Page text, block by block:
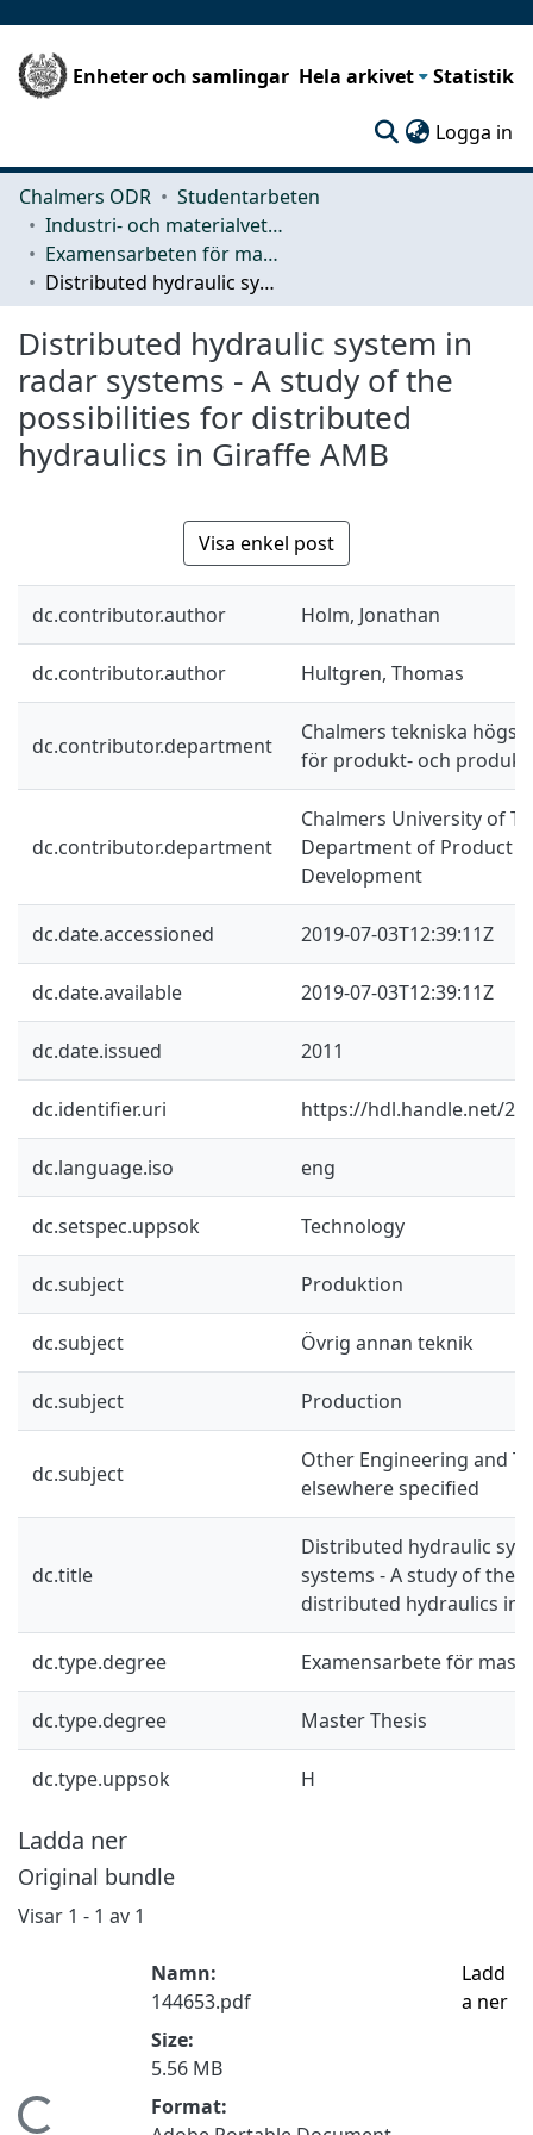
Enheter och samlingar Hela arkivet Statistik
Logga in
Chalmers ODR
Studentarbeten
Industri- och materialvetenskap (IMS)
Examensarbeten för masterexamen
Distributed hydraulic system in radar systems - A study of the possibilities for distributed hydraulics in Giraffe AMB
Distributed hydraulic system in
radar systems - A study of the
possibilities for distributed
hydraulics in Giraffe AMB
Visa enkel post
dc.contributor.author Holm, Jonathan
dc.contributor.author Hultgren, Thomas
dc.contributor.department
Chalmers tekniska
för produkt- och
dc.contributor.department
Chalmers University of
Department of Product
Development
dc.date.accessioned 2019-07-03T12:39:11Z
dc.date.available 2019-07-03T12:39:11Z
dc.date.issued 2011
dc.identifier.uri https://hdl.handle.net/
dc.language.iso eng
dc.setspec.uppsok Technology
dc.subject Produktion
dc.subject Övrig annan teknik
dc.subject Production
dc.subject
Other Engineering and
elsewhere specified
dc.title
Distributed hydraulic
systems - A study of the
distributed hydraulics in
dc.type.degree Examensarbete för
dc.type.degree Master Thesis
dc.type.uppsok H
Ladda ner
Original bundle
Visar 1 - 1 av 1
Namn:
144653.pdf
Size:
5.56 MB
Format:
Ladd
a ner